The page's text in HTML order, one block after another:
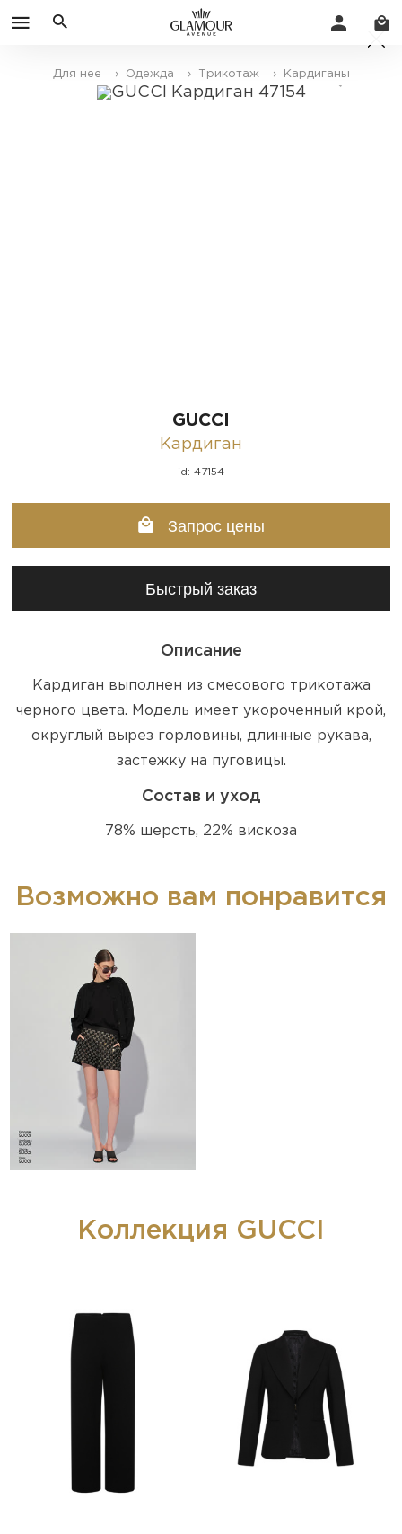
Для нее › Одежда › Трикотаж › Кардиганы
GUCCI
Кардиган
id: 47154
Запрос цены
Быстрый заказ
Описание
Кардиган выполнен из смесового трикотажа
черного цвета. Модель имеет укороченный крой,
округлый вырез горловины, длинные рукава,
застежку на пуговицы.
Состав и уход
78% шерсть, 22% вискоза
Возможно вам понравится
Коллекция GUCCI